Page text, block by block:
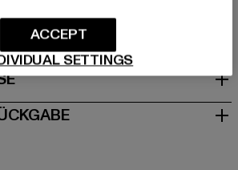
PASSFORM
SETTINGS
ACCEPT